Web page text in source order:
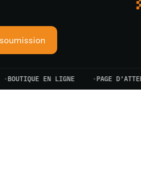
EN LIGNE PAGE